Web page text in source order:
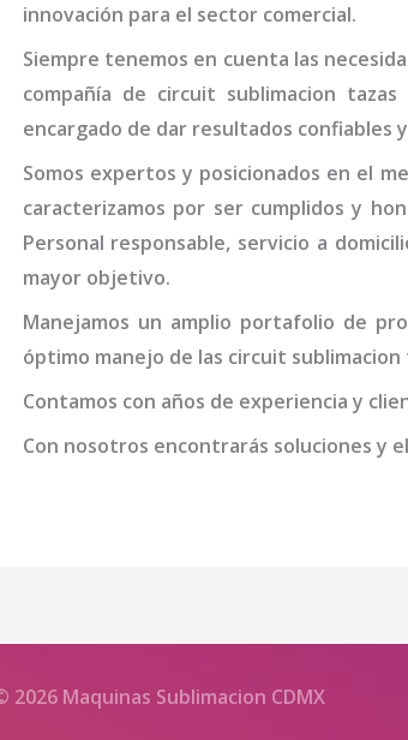
innovación para el sector comercial.
Siempre tenemos en cuenta las
compañía de circuit sublimacion tazas
encargado de dar resultados confiables
Somos expertos y posicionados en el
caracterizamos por ser cumplidos y
Personal responsable, servicio a
mayor objetivo.
Manejamos un amplio portafolio de
óptimo manejo de las circuit sublimacion
Contamos con años de experiencia y
Con nosotros encontrarás soluciones y
Maquinas Sublimacion CDMX